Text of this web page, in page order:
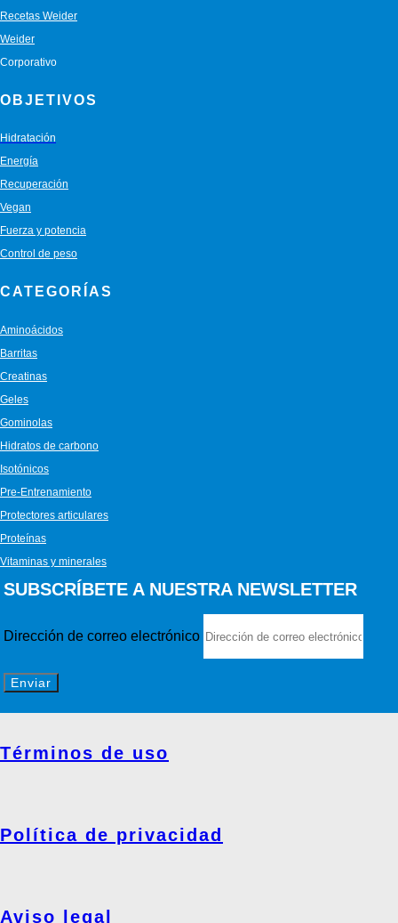
Recetas Weider
Weider
Corporativo
OBJETIVOS
Hidratación
Energía
Recuperación
Vegan
Fuerza y potencia
Control de peso
CATEGORÍAS
Aminoácidos
Barritas
Creatinas
Geles
Gominolas
Hidratos de carbono
Isotónicos
Pre-Entrenamiento
Protectores articulares
Proteínas
Vitaminas y minerales
SUBSCRÍBETE A NUESTRA NEWSLETTER
Dirección de correo electrónico
Enviar
Términos de uso
Política de privacidad
Aviso legal